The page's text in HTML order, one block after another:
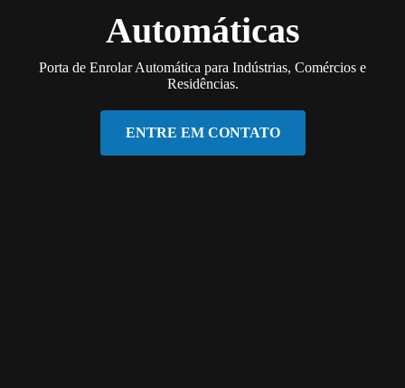
Automáticas
Porta de Enrolar Automática para Indústrias, Comércios e
Residências.
ENTRE EM CONTATO